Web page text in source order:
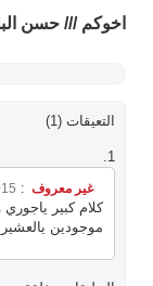
اخوكم /// حسن
التعيقات (1)
غير معروف :
22/
كلام كبير ياجوري
موجودين يالعشير